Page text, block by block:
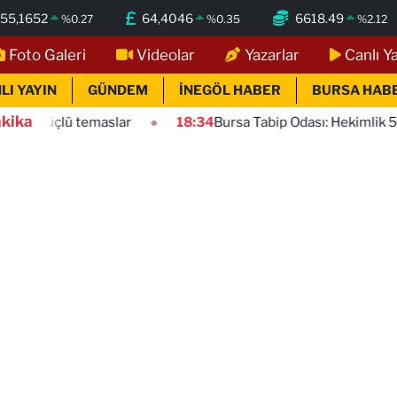
55,1652 %0.27 64,4046 %0.35 6618.49 %2.12
Foto Galeri Videolar Yazarlar Canlı
YAYIN GÜNDEM İNEGÖL HABER BURSA
18:34Bursa Tabip Odası: Hekimlik 5 dakikaya